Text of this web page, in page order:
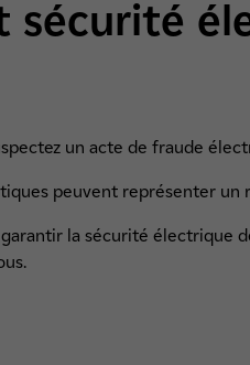
sécurité
un acte de fraude
peuvent représenter un
la sécurité électrique